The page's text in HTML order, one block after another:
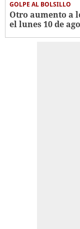
GOLPE AL BOLSILLO
Otro aumento a
el lunes 10 de